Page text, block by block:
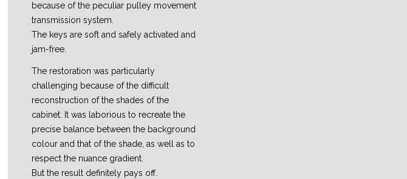
because of the peculiar pulley movement
transmission system.
The keys are soft and safely activated and
jam-free.
The restoration was particularly
challenging because of the difficult
reconstruction of the shades of the
cabinet. It was laborious to recreate the
precise balance between the background
colour and that of the shade, as well as to
respect the nuance gradient.
But the result definitely pays off.